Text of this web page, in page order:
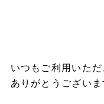
いつもご利用いただ
ありがとうございま